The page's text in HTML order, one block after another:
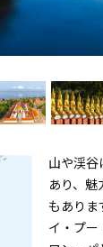
山や渓
あり、
もありま
イ・プー